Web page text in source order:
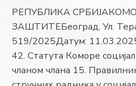
РЕПУБЛИКА
ЗАШТИТЕБеоград, Ул.
519/2025Датум:
42. Статута Коморе
чланом члана 15.